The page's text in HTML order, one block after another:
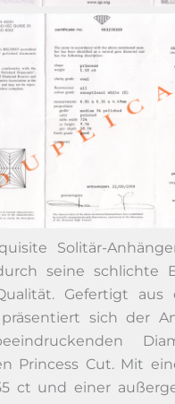
Solitär-
seine schlichte
Gefertigt aus
präsentiert sich der
Princess Cut. Mit
ct und einer